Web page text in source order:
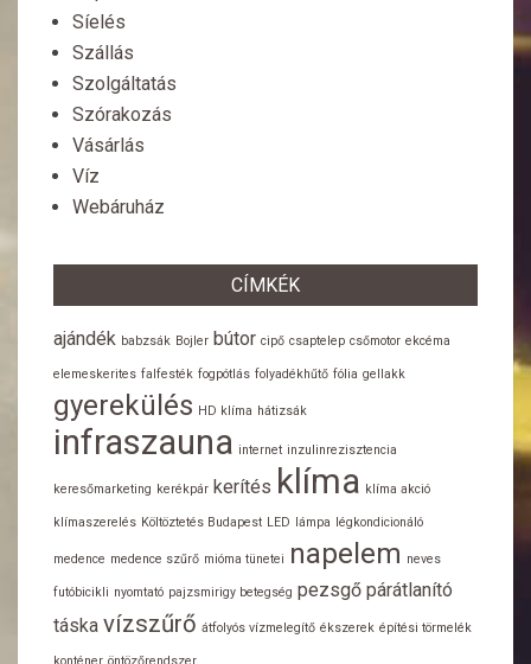
Síelés
Szállás
Szolgáltatás
Szórakozás
Vásárlás
Víz
Webáruház
CÍMKÉK
ajándék babzsák Bojler bútor cipő csaptelep csőmotor ekcéma
elemeskerites falfesték fogpótlás folyadékhűtő fólia gellakk
gyerekülés HD klíma hátizsák
infraszauna internet inzulinrezisztencia
keresőmarketing kerékpár kerítés klíma klíma akció
klímaszerelés Költöztetés Budapest LED lámpa légkondicionáló
medence medence szűrő mióma tünetei napelem neves
futóbicikli nyomtató pajzsmirigy betegség pezsgő párátlanító
táska vízszűrő átfolyós vízmelegítő ékszerek építési törmelék